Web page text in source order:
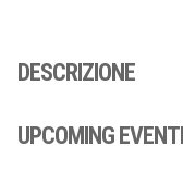
DESCRIZIONE
UPCOMING EVENTI